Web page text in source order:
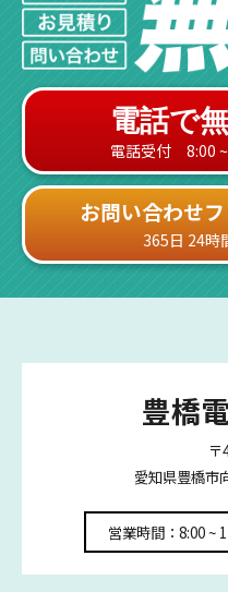
電話で
電話受付 8:00 ~
お問い合わせ
365日 24時
豊橋
〒
愛知県豊橋市
営業時間：8:00 ~